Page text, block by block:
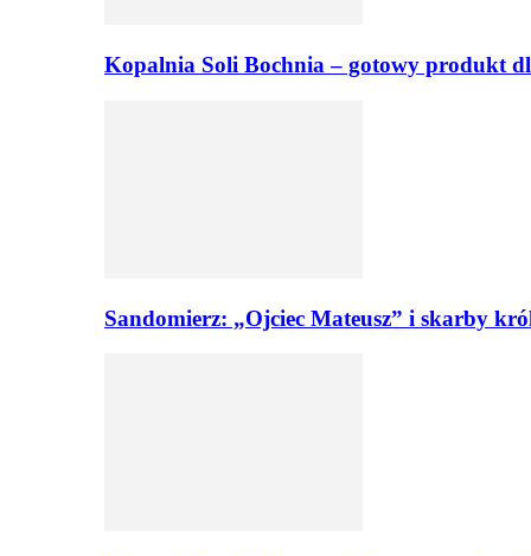
Kopalnia Soli Bochnia – gotowy produkt
Sandomierz: „Ojciec Mateusz” i skarby